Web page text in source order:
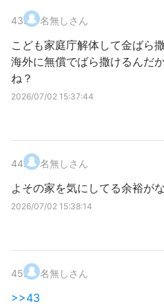
43. 名無しさん
こども家庭庁解体して金ばら
海外に無償でばら撒けるんだ
ね？
2026/07/02 15:37:44
44. 名無しさん
よその家を気にしてる余裕が
2026/07/02 15:38:14
45. 名無しさん
>>43